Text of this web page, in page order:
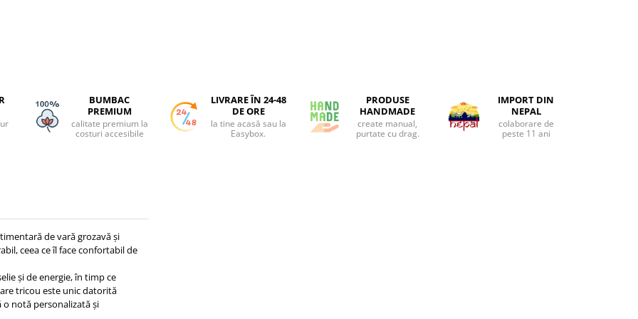
BUMBAC
PREMIUM
calitate premium la
costuri accesibile
LIVRARE ÎN 24-48
DE ORE
la tine acasă sau la
Easybox.
PRODUSE
HANDMADE
create manual,
purtate cu drag.
IMPORT DIN
NEPAL
colaborare de
peste 11 ani
de vară grozavă și
ceea ce îl face confortabil de
și de energie, în timp ce
tricou este unic datorită
o notă personalizată și